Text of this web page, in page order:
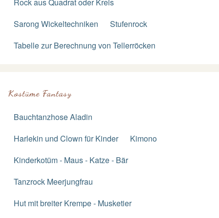
Sarong Wickeltechniken
Stufenrock
Tabelle zur Berechnung von Tellerröcken
Kostüme Fantasy
Bauchtanzhose Aladin
Harlekin und Clown für Kinder
Kimono
Kinderkotüm - Maus - Katze - Bär
Tanzrock Meerjungfrau
Hut mit breiter Krempe - Musketier